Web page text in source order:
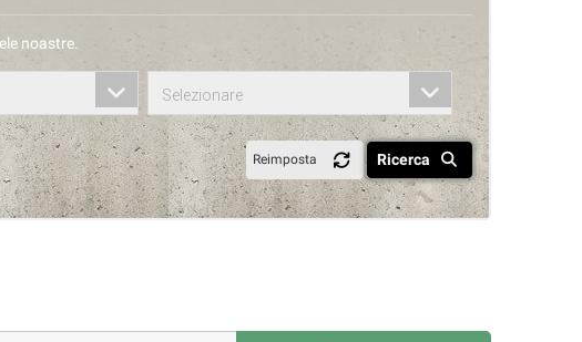
noastre.
Selezionare
Reimposta Ricerca